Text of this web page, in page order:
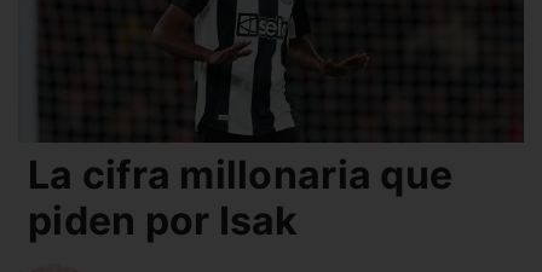
La cifra millonaria que
piden por Isak